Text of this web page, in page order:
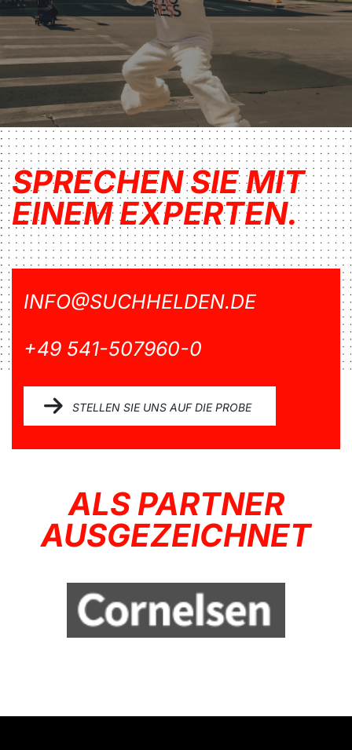
SPRECHEN SIE MIT
EINEM EXPERTEN.
INFO@SUCHHELDEN.DE
+49 541-507960-0
STELLEN SIE UNS AUF DIE PROBE
ALS PARTNER
AUSGEZEICHNET